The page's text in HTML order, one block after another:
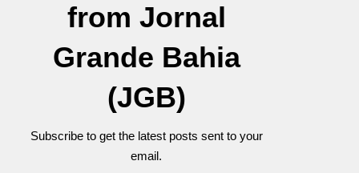
from Jornal
Grande Bahia
(JGB)
Subscribe to get the latest posts sent to your
email.